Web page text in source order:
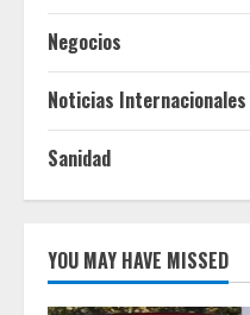
Negocios
Noticias Internacionales
Sanidad
YOU MAY HAVE MISSED